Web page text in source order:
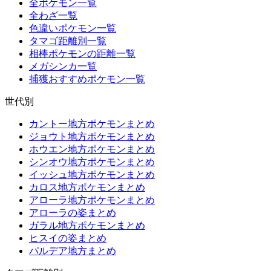
全ポケモン一覧
全わざ一覧
色違いポケモン一覧
タマゴ距離別一覧
相棒ポケモンの距離一覧
メガシンカ一覧
捕獲おすすめポケモン一覧
世代別
カントー地方ポケモンまとめ
ジョウト地方ポケモンまとめ
ホウエン地方ポケモンまとめ
シンオウ地方ポケモンまとめ
イッシュ地方ポケモンまとめ
カロス地方ポケモンまとめ
アローラ地方ポケモンまとめ
アローラの姿まとめ
ガラル地方ポケモンまとめ
ヒスイの姿まとめ
パルデア地方まとめ